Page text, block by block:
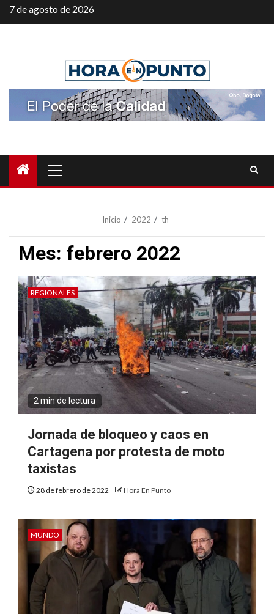
Saltar
al
7 de agosto de 2026
principal
Inicio 2022 th
Mes: febrero 2022
REGIONALES
2 min de lectura
Jornada de bloqueo y caos en
Cartagena por protesta de moto
taxistas
28 de febrero de 2022 Hora En Punto
MUNDO